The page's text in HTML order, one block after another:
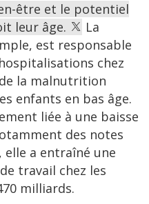
être et le potentiel
leur âge.
La
est responsable
chez
la malnutrition
enfants en bas âge.
liée à une baisse
des notes
elle a entraîné une
travail chez les
milliards.